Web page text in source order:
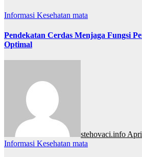
Informasi Kesehatan mata
Pendekatan Cerdas Menjaga Fungsi
Optimal
stehovaci.info
Informasi Kesehatan mata